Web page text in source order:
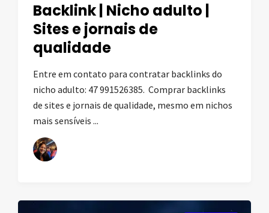
Backlink | Nicho adulto |
Sites e jornais de
qualidade
Entre em contato para contratar backlinks do
nicho adulto: 47 991526385. Comprar backlinks
de sites e jornais de qualidade, mesmo em nichos
mais sensíveis ...